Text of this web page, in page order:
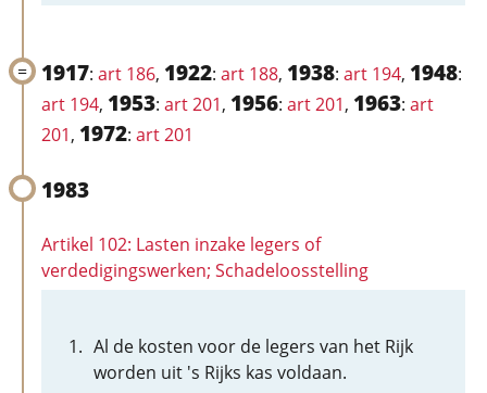
1917: art 186, 1922: art 188, 1938: art 194, 1948:
art 194, 1953: art 201, 1956: art 201, 1963: art
201, 1972: art 201
1983
Artikel 102: Lasten inzake legers of
verdedigingswerken; Schadeloosstelling
Al de kosten voor de legers van het Rijk
worden uit 's Rijks kas voldaan.